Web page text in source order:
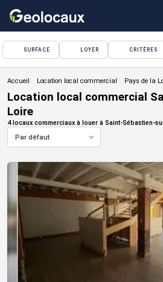
SURFACE LOYER CRITÈRES
Location local commercial
Location local commercial
Loire
4 locaux commerciaux à louer à Saint-Sébastien-
Par défaut